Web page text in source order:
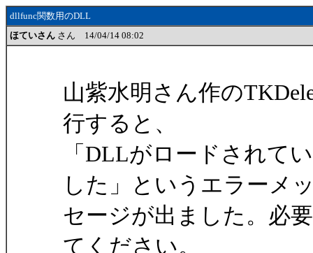
dllfunc関数用のDLL
ほていさん さん 14/04/14 08:02
山紫水明さん作の
行すると、
「DLLがロードされて
した」というエラーメ
セージが出ました。必
てください。